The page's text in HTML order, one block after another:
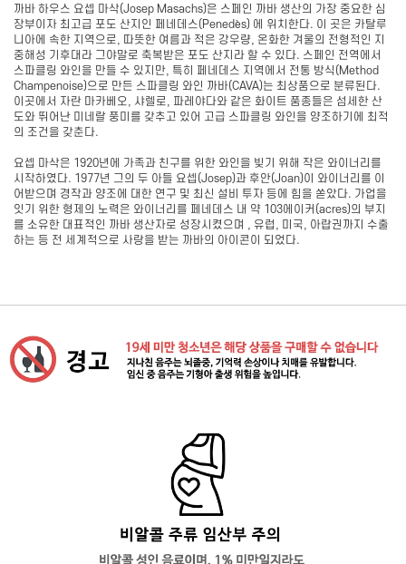
까바 하우스 요셉 마삭(Josep Masachs)은 스페인 까바 생산의 가장 중요한 심
장부이자 최고급 포도 산지인 페네데스(Penedès) 에 위치한다. 이 곳은 카탈루
니아에 속한 지역으로, 따뜻한 여름과 적은 강우량, 온화한 겨울의 전형적인 지
중해성 기후대라 그야말로 축복받은 포도 산지라 할 수 있다. 스페인 전역에서
스파클링 와인을 만들 수 있지만, 특히 페네데스 지역에서 전통 방식(Method
Champenoise)으로 만든 스파클링 와인 까바(CAVA)는 최상품으로 분류된다.
이곳에서 자란 마카베오, 샤렐로, 파레야다와 같은 화이트 품종들은 섬세한 산
도와 뛰어난 미네랄 풍미를 갖추고 있어 고급 스파클링 와인을 양조하기에 최적
의 조건을 갖춘다.
요셉 마삭은 1920년에 가족과 친구를 위한 와인을 빚기 위해 작은 와이너리를
시작하였다. 1977년 그의 두 아들 요셉(Josep)과 후안(Joan)이 와이너리를 이
어받으며 경작과 양조에 대한 연구 및 최신 설비 투자 등에 힘을 쏟았다. 가업을
잇기 위한 형제의 노력은 와이너리를 페네데스 내 약 103에이커(acres)의 부지
를 소유한 대표적인 까바 생산자로 성장시켰으며 , 유럽, 미국, 아랍권까지 수출
하는 등 전 세계적으로 사랑을 받는 까바의 아이콘이 되었다.